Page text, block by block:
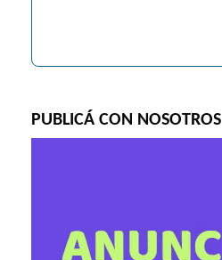
PUBLICÁ CON NOSOTROS